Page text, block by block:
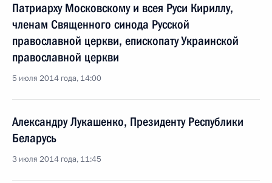
Патриарху Московскому и всея Руси Кириллу,
членам Священного синода Русской
православной церкви, епископату Украинской
православной церкви
5 июля 2014 года, 14:00
Александру Лукашенко, Президенту Республики
Беларусь
3 июля 2014 года, 11:45